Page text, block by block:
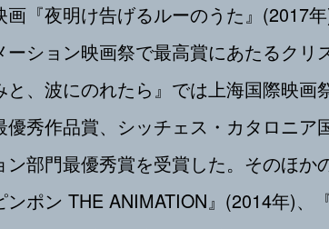
画『夜明け告げるルーのうた』(2017
ーション映画祭で最高賞にあたるクリ
と、波にのれたら』では上海国際映画
優秀作品賞、シッチェス・カタロニア
ン部門最優秀賞を受賞した。そのほか
ンポン THE ANIMATION』(2014年)、